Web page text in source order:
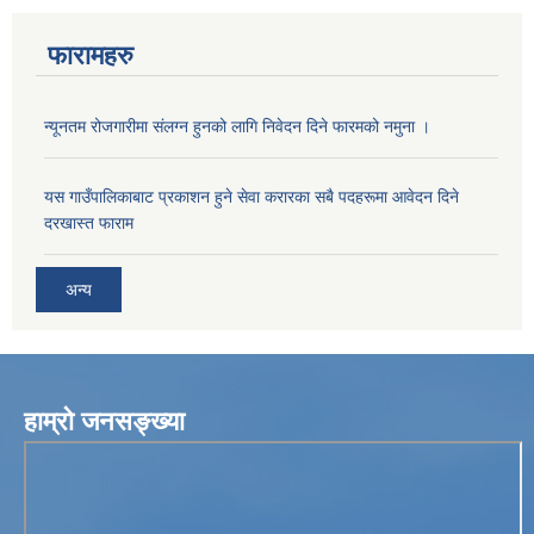
फारामहरु
न्यूनतम रोजगारीमा संलग्न हुनको लागि निवेदन दिने फारमको नमुना ।
यस गाउँपालिकाबाट प्रकाशन हुने सेवा करारका सबै पदहरूमा आवेदन दिने
दरखास्त फाराम
अन्य
हाम्रो जनसङ्ख्या